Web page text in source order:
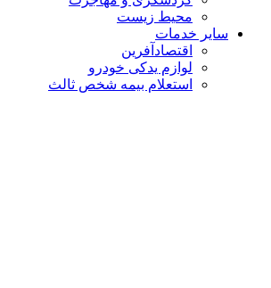
محیط زیست
سایر خدمات
اقتصادآفرین
لوازم یدکی خودرو
استعلام بیمه شخص ثالث